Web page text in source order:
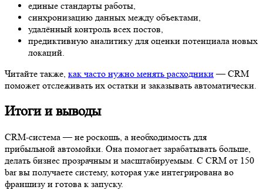
единые стандарты работы,
синхронизацию данных между объектами,
удалённый контроль всех постов,
предиктивную аналитику для оценки потенциала новых
локаций.
Читайте также, как часто нужно менять расходники— CRM
поможет отслеживать их остатки и заказывать автоматически.
Итоги и выводы
CRM-система — не роскошь, а необходимость для
прибыльной автомойки. Она помогает зарабатывать больше,
делать бизнес прозрачным и масштабируемым. С CRM от 150
bar вы получаете систему, которая уже интегрирована во
франшизу и готова к запуску.